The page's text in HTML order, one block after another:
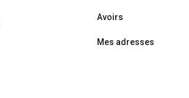
Avoirs
Mes adresses